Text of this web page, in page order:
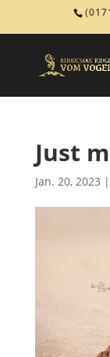
Just
Jan. 20, 2023 |